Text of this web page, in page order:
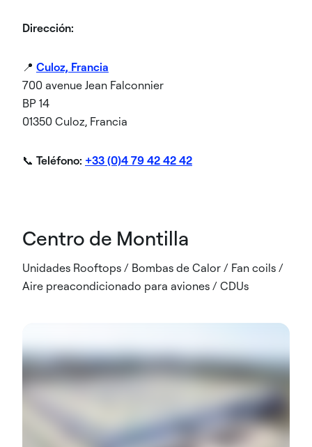
Dirección:
📍 Culoz, Francia
700 avenue Jean Falconnier
BP 14
01350 Culoz, Francia
📞 Teléfono: +33 (0)4 79 42 42 42
Centro de Montilla
Unidades Rooftops / Bombas de Calor / Fan coils /
Aire preacondicionado para aviones / CDUs